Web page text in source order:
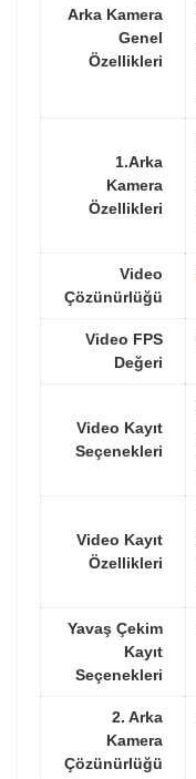
Arka Kamera
Genel
Özellikleri
1.Arka
Kamera
Özellikleri
Video
Çözünürlüğü
Video FPS
Değeri
Video Kayıt
Seçenekleri
Video Kayıt
Özellikleri
Yavaş Çekim
Kayıt
Seçenekleri
2. Arka
Kamera
Çözünürlüğü